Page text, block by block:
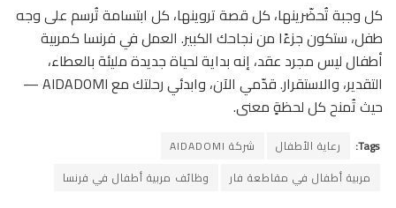
كل وجبة تُحضّرينها، كل قصة تروينها، كل ابتسامة تُرسم على وجه
طفل، ستكون جزءًا من نجاحك الكبير. العمل في فرنسا كمربية
أطفال ليس مجرد عقد، إنه بداية لحياة جديدة مليئة بالعطاء،
التقدير، والاستقرار. قدّمي الآن، وابدئي رحلتك مع AIDADOMI —
حيث تُمنح كل لحظةٍ معنى.
Tags: رعاية الأطفال
شركة AIDADOMI
مربية أطفال في مقاطعة فار
وظائف مربية أطفال في فرنسا